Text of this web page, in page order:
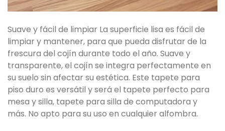
Suave y fácil de limpiar La superficie lisa es fácil de
limpiar y mantener, para que pueda disfrutar de la
frescura del cojín durante todo el año. Suave y
transparente, el cojín se integra perfectamente en
su suelo sin afectar su estética. Este tapete para
piso duro es versátil y será el tapete perfecto para
mesa y silla, tapete para silla de computadora y
más. No apto para su uso en cualquier alfombra.